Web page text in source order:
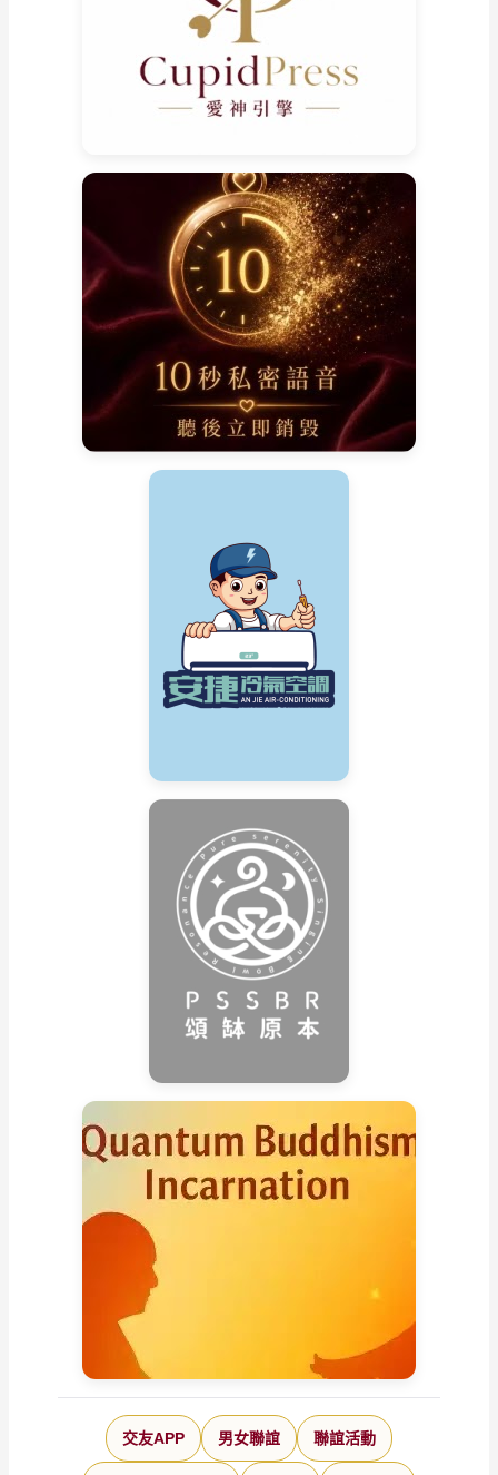
交友APP 男女聯誼 聯誼活動